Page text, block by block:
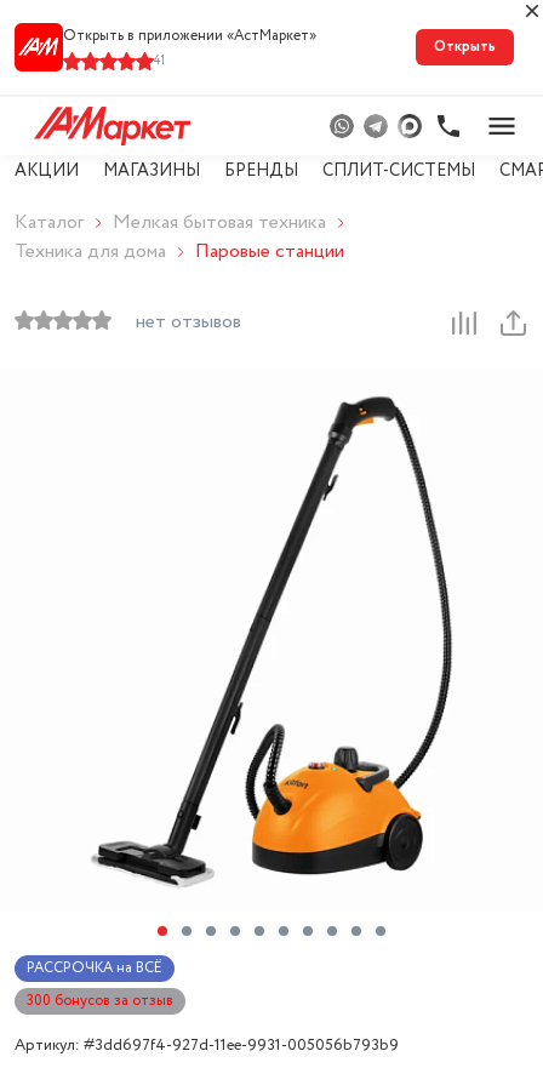
Открыть в приложении «АстМарке‪т‬»
41
Открыть
АКЦИИ МАГАЗИНЫ БРЕНДЫ СПЛИТ-СИСТЕМЫ
Каталог
Мелкая бытовая техника
Техника для дома
Паровые станции
нет отзывов
РАССРОЧКА на ВСЁ
300 бонусов за отзыв
Артикул: #3dd697f4-927d-11ee-9931-005056b793b9